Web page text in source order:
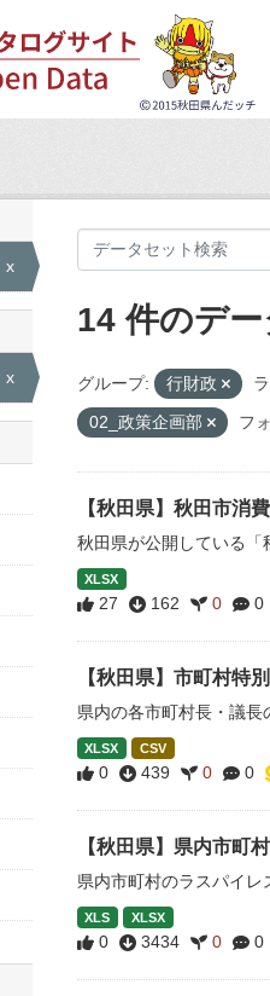
x
x
14 件のデ
グループ: 行財政
02_政策企画部
フ
【秋田県】秋田市消
秋田県が公開している「
XLSX
27 162 0 0
【秋田県】市町村特
県内の各市町村長・議長
XLSX CSV
0 439 0 0
【秋田県】県内市町
県内市町村のラスパイレ
XLS XLSX
0 3434 0 0